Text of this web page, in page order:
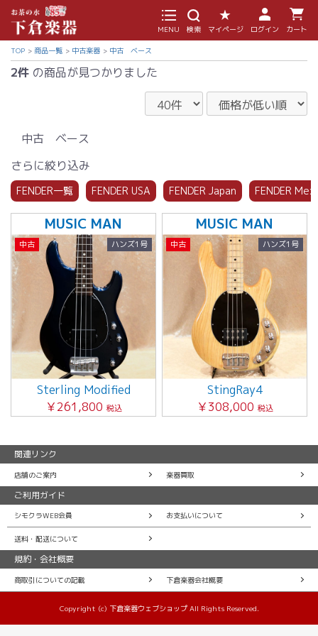
MENU 検索 マイページ ログイン カート
TOP 商品一覧 中古楽器 中古 ベース
2件 の商品が見つかりました
中古 ベース
さらに絞り込み
FENDER一覧 FENDER USA FENDER Japan FENDER
MUSIC MAN
中古 ハンズ1号
Sterling Modified
￥261,800 税込
MUSIC MAN
中古 ハンズ1号
StingRay4
￥308,000 税込
関連リンク
店舗のご案内 楽器買取
ご利用ガイド
シモクラWEB会員 お支払いについて
送料・配送について
規約・会社概要
商取引についての記載 下倉楽器会社概要
Copyright (c) 下倉楽器ウェブショップ All Rights Reserved.